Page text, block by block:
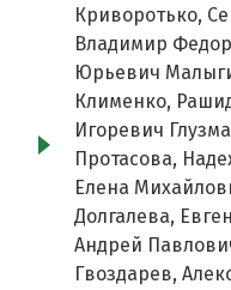
Криворотько,
Владимир
Юрьевич
Клименко,
Игоревич
Протасова,
Елена
Долгалева,
Андрей
Гвоздарев,